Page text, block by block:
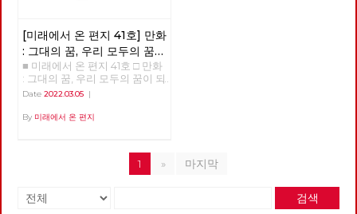
[미래에서 온 편지 41호] 만화
: 그대의 꿈, 우리 모두의 꿈이
되어
■ 미래에서 온 편지 41호 □ 만화
: 그대의 꿈, 우리 모두의 꿈이 되
어 >>>>>> 업로드 준비중
Date 2022.03.05 |
By 미래에서 온 편지
1 » 마지막
검색